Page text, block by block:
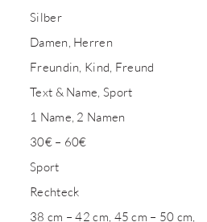
Silber
Damen, Herren
Freundin, Kind, Freund
Text & Name, Sport
1 Name, 2 Namen
30€ – 60€
Sport
Rechteck
38 cm – 42 cm, 45 cm – 50 cm,